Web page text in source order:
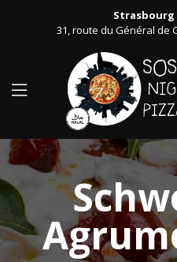
31, route du Général de